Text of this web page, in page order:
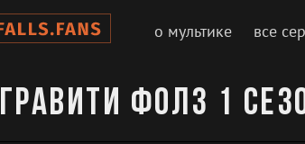
о мультике все
Гравити Фолз 1